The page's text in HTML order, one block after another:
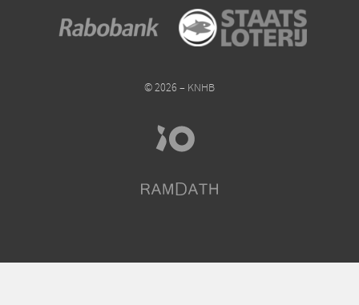
© 2026 – KNHB